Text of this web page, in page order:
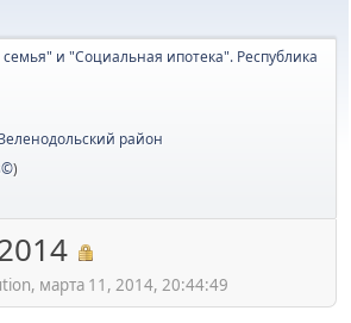
и "Социальная ипотека". Республика
район
)
марта 11, 2014, 20:44:49